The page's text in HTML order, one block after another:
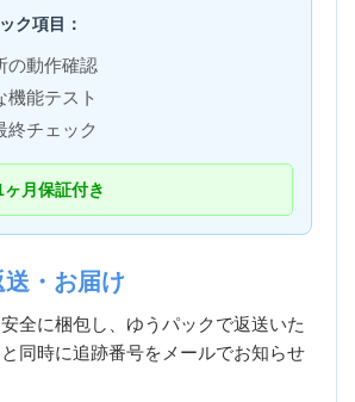
ク項目：
の動作確認
機能テスト
終チェック
月保証付き
送・お届け
全に梱包し、ゆうパックで返送いた
同時に追跡番号をメールでお知らせ